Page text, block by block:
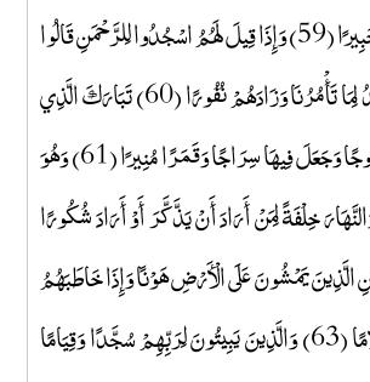
الرَّحْمَنُ فَاسْأَلْ بِهِ خَبِيرًا (59) وَإِذَا قِيلَ لَهُمُ اسْجُدُوا لِلرَّحْمَنِ قَالُوا
وَمَا الرَّحْمَنُ أَنَسْجُدُ لِمَا تَأْمُرُنَا وَزَادَهُمْ نُفُورًا (60) تَبَارَكَ الَّذِي
جَعَلَ فِي السَّمَاءِ بُرُوجًا وَجَعَلَ فِيهَا سِرَاجًا وَقَمَرًا مُنِيرًا (61) وَهُوَ
خِلْفَةً لِمَنْ أَرَادَ أَنْ يَذَّكَّرَ أَوْ أَرَادَ شُكُورًا
الَّذِينَ يَمْشُونَ عَلَى الْأَرْضِ هَوْنًا وَإِذَا خَاطَبَهُمُ
الْجَاهِلُونَ قَالُوا سَلَامًا (63) وَالَّذِينَ يَبِيتُونَ لِرَبِّهِمْ سُجَّدًا وَقِيَامًا